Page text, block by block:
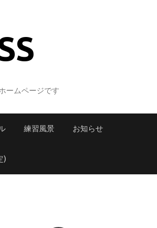
ームページです
練習風景 お知らせ
)